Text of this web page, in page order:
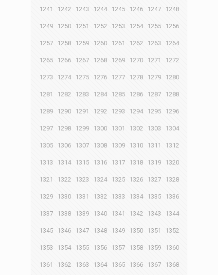
1241 1242 1243 1244 1245 1246 1247 1248
1249 1250 1251 1252 1253 1254 1255 1256
1257 1258 1259 1260 1261 1262 1263 1264
1265 1266 1267 1268 1269 1270 1271 1272
1273 1274 1275 1276 1277 1278 1279 1280
1281 1282 1283 1284 1285 1286 1287 1288
1289 1290 1291 1292 1293 1294 1295 1296
1297 1298 1299 1300 1301 1302 1303 1304
1305 1306 1307 1308 1309 1310 1311 1312
1313 1314 1315 1316 1317 1318 1319 1320
1321 1322 1323 1324 1325 1326 1327 1328
1329 1330 1331 1332 1333 1334 1335 1336
1337 1338 1339 1340 1341 1342 1343 1344
1345 1346 1347 1348 1349 1350 1351 1352
1353 1354 1355 1356 1357 1358 1359 1360
1361 1362 1363 1364 1365 1366 1367 1368